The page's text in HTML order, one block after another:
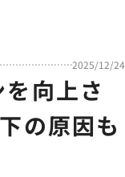
2025/12/24
向上さ
の原因も